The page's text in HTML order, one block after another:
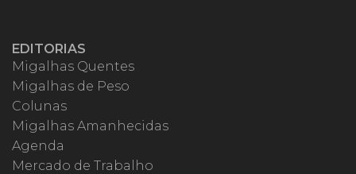
EDITORIAS
Migalhas Quentes
Migalhas de Peso
Colunas
Migalhas Amanhecidas
Agenda
Mercado de Trabalho